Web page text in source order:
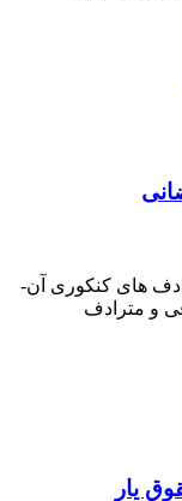
های کنکوری آن-